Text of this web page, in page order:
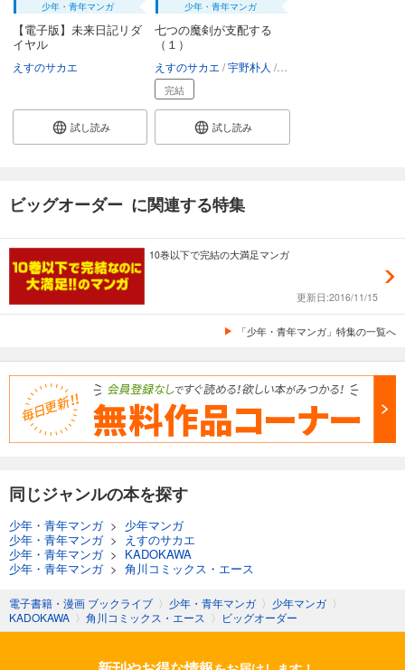
少年・青年マンガ
【電子版】未来日記リダ
イヤル
えすのサカエ
試し読み
少年・青年マンガ
七つの魔剣が支配する
（１）
えすのサカエ 宇野朴人
完結
試し読み
ビッグオーダー に関連する特集
10巻以下で完結の大満足マンガ
更新日:2016/11/15
「少年・青年マンガ」特集の一覧へ
同じジャンルの本を探す
少年・青年マンガ> 少年マンガ
少年・青年マンガ>
えすのサカエ
少年・青年マンガ> KADOKAWA
少年・青年マンガ> 角川コミックス・エース
電子書籍・漫画 ブックライブ 〉 少年・青年マンガ 〉 少年マンガ 〉
KADOKAWA 〉 角川コミックス・エース 〉 ビッグオーダー